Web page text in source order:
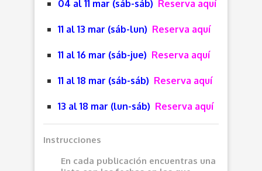
04 al 11 mar (sáb-sáb) Reserva aquí
11 al 13 mar (sáb-lun) Reserva aquí
11 al 16 mar (sáb-jue) Reserva aquí
11 al 18 mar (sáb-sáb) Reserva aquí
13 al 18 mar (lun-sáb) Reserva aquí
Instrucciones
En cada publicación encuentras una